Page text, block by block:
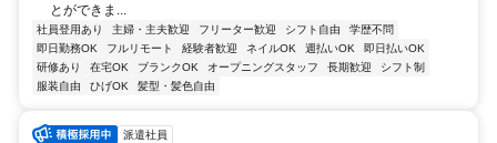
とができま...
社員登用あり 主婦・主夫歓迎 フリーター歓迎 シフト自由
学歴不問
即日勤務OK
フルリモート 経験者歓迎 ネイルOK 週払いOK
即日払いOK
研修あり
在宅OK ブランクOK オープニングスタッフ 長期歓迎
シフト制
服装自由
ひげOK 髪型・髪色自由
派遣社員